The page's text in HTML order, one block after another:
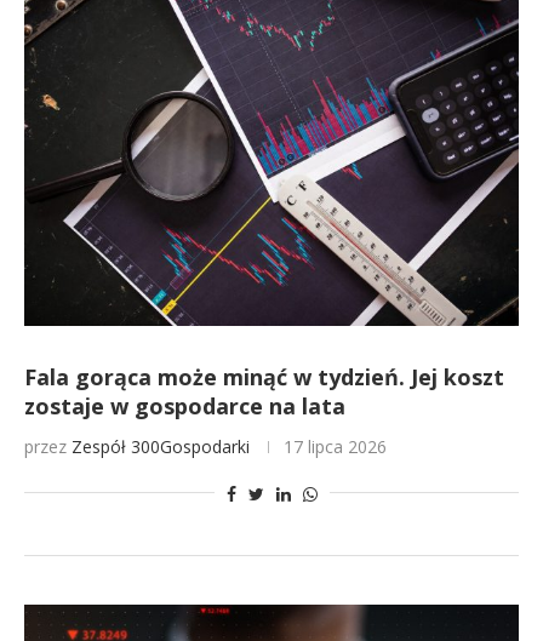
Fala gorąca może minąć w tydzień. Jej koszt
zostaje w gospodarce na lata
przez Zespół 300Gospodarki 17 lipca 2026